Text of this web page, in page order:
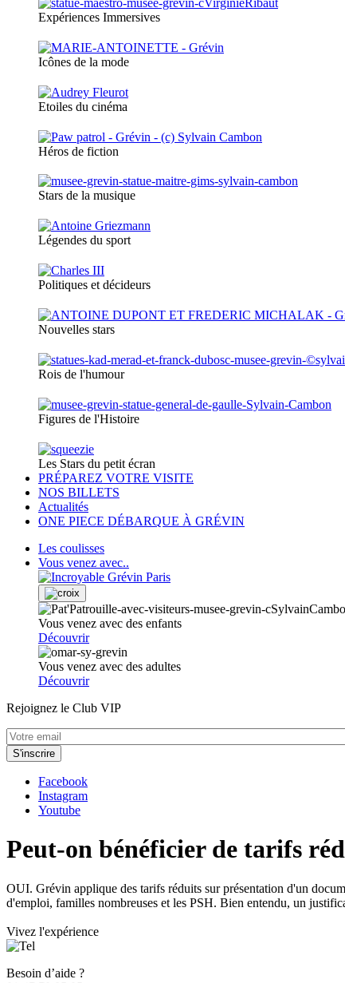
Expériences Immersives
Icônes de la mode
Etoiles du cinéma
Héros de fiction
Stars de la musique
Légendes du sport
Politiques et décideurs
Nouvelles stars
Rois de l'humour
Figures de l'Histoire
Les Stars du petit écran
PRÉPAREZ VOTRE VISITE
NOS BILLETS
Actualités
ONE PIECE DÉBARQUE À GRÉVIN
Les coulisses
Vous venez avec..
Vous venez avec des enfants
Découvrir
Vous venez avec des adultes
Découvrir
Rejoignez le Club VIP
Facebook
Instagram
Youtube
Peut-on bénéficier de tarifs
OUI. Grévin applique des tarifs réduits sur présentation d'un
d'emploi, familles nombreuses et les PSH. Bien entendu, un
Vivez l'expérience
Besoin d’aide ?